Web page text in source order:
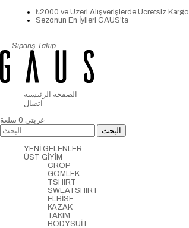
₺2000 ve Üzeri Alışverişlerde Ücretsiz Kargo
Sezonun En İyileri GAUS'ta
Sipariş Takip
الصفحة الرئيسية
اتصال
عربتي 0 سلعة
YENİ GELENLER
ÜST GİYİM
CROP
GÖMLEK
TSHIRT
SWEATSHIRT
ELBİSE
KAZAK
TAKIM
BODYSUİT